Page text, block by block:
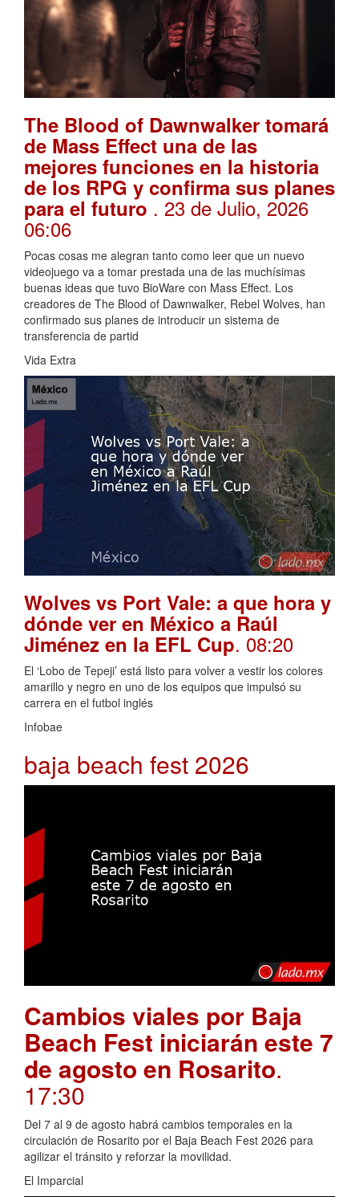
The Blood of Dawnwalker tomará
de Mass Effect una de las
mejores funciones en la historia
de los RPG y confirma sus planes
para el futuro . 23 de Julio, 2026
06:06
Pocas cosas me alegran tanto como leer que un nuevo
videojuego va a tomar prestada una de las muchísimas
buenas ideas que tuvo BioWare con Mass Effect. Los
creadores de The Blood of Dawnwalker, Rebel Wolves, han
confirmado sus planes de introducir un sistema de
transferencia de partid
Vida Extra
Wolves vs Port Vale: a que hora y
dónde ver en México a Raúl
Jiménez en la EFL Cup. 08:20
El ‘Lobo de Tepeji’ está listo para volver a vestir los colores
amarillo y negro en uno de los equipos que impulsó su
carrera en el futbol inglés
Infobae
baja beach fest 2026
Cambios viales por Baja
Beach Fest iniciarán este 7
de agosto en Rosarito.
17:30
Del 7 al 9 de agosto habrá cambios temporales en la
circulación de Rosarito por el Baja Beach Fest 2026 para
agilizar el tránsito y reforzar la movilidad.
El Imparcial